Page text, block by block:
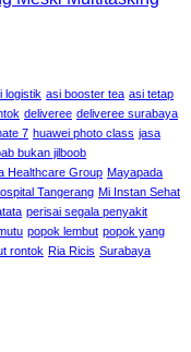
logistik asi booster tea asi tetap
deliveree deliveree surabaya
7 huawei photo class jasa
bukan jilboob
Healthcare Group Mayapada
Tangerang Mi Instan Sehat
perisai segala penyakit
popok lembut popok yang
rontok Ria Ricis Surabaya